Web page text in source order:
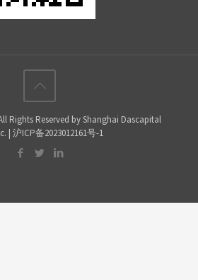
Rights Reserved by Shanghai Dascapital
| 沪ICP备2023012161号-1